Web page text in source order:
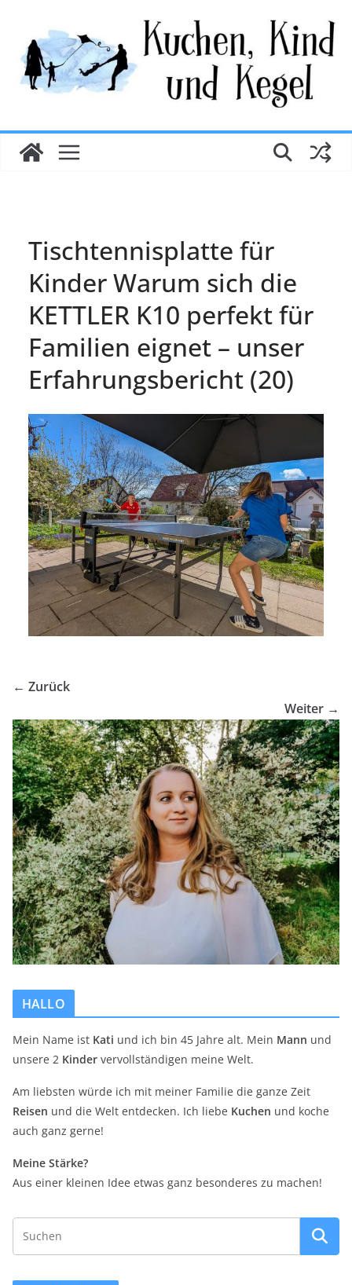
springen
Tischtennisplatte für
Kinder Warum sich die
KETTLER K10 perfekt für
Familien eignet – unser
Erfahrungsbericht (20)
← Zurück
Weiter →
HALLO
Mein Name ist Kati und ich bin 45 Jahre alt. Mein Mann und
unsere 2 Kinder vervollständigen meine Welt.
Am liebsten würde ich mit meiner Familie die ganze Zeit
Reisen und die Welt entdecken. Ich liebe Kuchen und koche
auch ganz gerne!
Meine Stärke?
Aus einer kleinen Idee etwas ganz besonderes zu machen!